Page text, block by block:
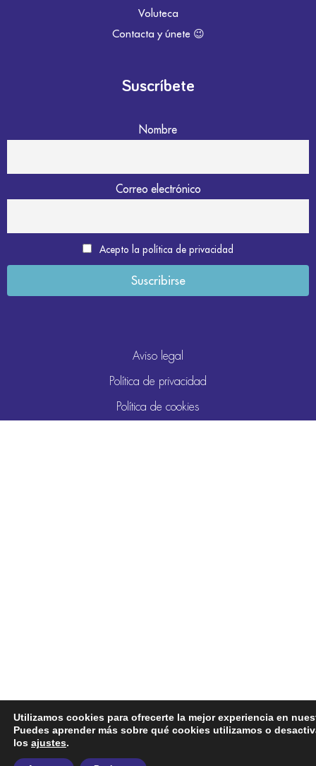
Voluteca
Contacta y únete 😉
Suscríbete
Nombre
Correo electrónico
Acepto la política de privacidad
Aviso legal
Política de privacidad
Política de cookies
Utilizamos cookies para ofrecerte la mejor experiencia en
Puedes aprender más sobre qué cookies utilizamos o
los ajustes.